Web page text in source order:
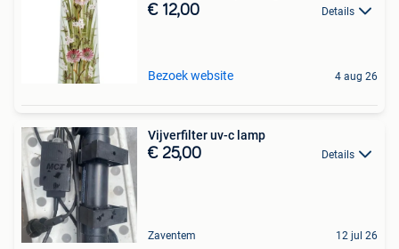
€ 12,00 Details
Bezoek website 4 aug 26
Vijverfilter uv-c lamp
€ 25,00 Details
Zaventem 12 jul 26